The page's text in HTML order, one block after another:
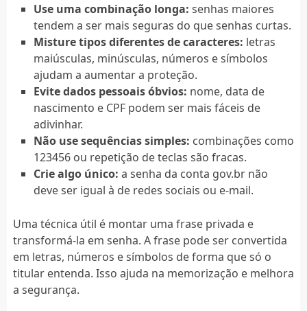
Use uma combinação longa: senhas maiores
tendem a ser mais seguras do que senhas curtas.
Misture tipos diferentes de caracteres: letras
maiúsculas, minúsculas, números e símbolos
ajudam a aumentar a proteção.
Evite dados pessoais óbvios: nome, data de
nascimento e CPF podem ser mais fáceis de
adivinhar.
Não use sequências simples: combinações como
123456 ou repetição de teclas são fracas.
Crie algo único: a senha da conta gov.br não
deve ser igual à de redes sociais ou e-mail.
Uma técnica útil é montar uma frase privada e
transformá-la em senha. A frase pode ser convertida
em letras, números e símbolos de forma que só o
titular entenda. Isso ajuda na memorização e melhora
a segurança.